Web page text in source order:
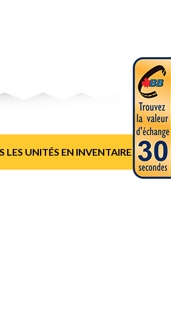
LES UNITÉS EN INVENTAIRE